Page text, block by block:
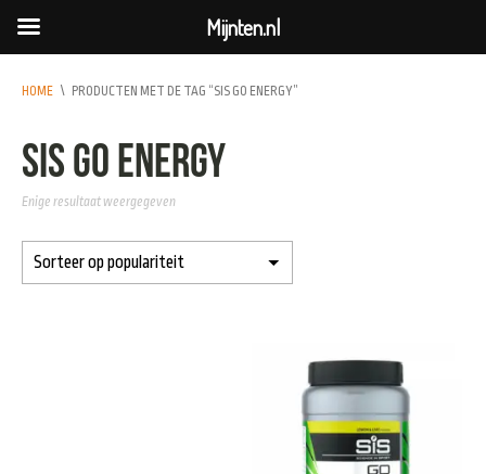
HOME \ PRODUCTEN MET DE TAG “SIS GO ENERGY”
SiS Go Energy
Enige resultaat weergegeven
Mijnten.nl